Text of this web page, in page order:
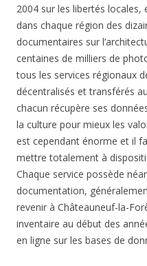
2004 sur les libertés locales,
dans chaque région des
documentaires sur
centaines de milliers de
tous les services régionaux
décentralisés et transférés
chacun récupère ses
la culture pour mieux les
est cependant énorme et il
mettre totalement à
Chaque service possède
documentation,
revenir à Châteauneuf-la-
inventaire au début des
en ligne sur les bases de